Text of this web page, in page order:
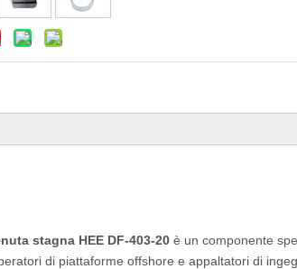
stagna HEE DF-403-20 è un componente
di piattaforme offshore e appaltatori di